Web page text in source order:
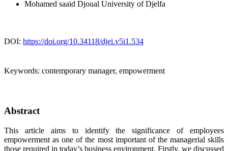
Mohamed saaid Djoual University of Djelfa
DOI: https://doi.org/10.34118/djei.v5i1.534
Keywords: contemporary manager, empowerment
Abstract
This article aims to identify the significance of employees
empowerment as one of the most important of the managerial skills
those required in today’s business environment. Firstly, we discussed